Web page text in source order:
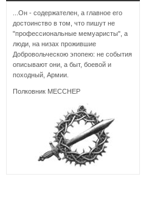
...Он - содержателен, а главное его
достоинство в том, что пишут не
"профессиональные мемуаристы", а
люди, на низах прожившие
Добровольческою эпопею: не события
описывают они, а быт, боевой и
походный, Армии.
Полковник МЕССНЕР